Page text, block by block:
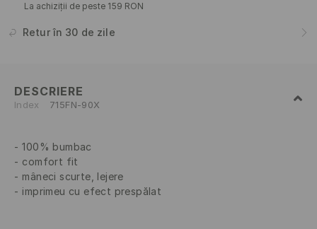
La achiziții de peste 159 RON
Retur în 30 de zile
DESCRIERE
Index 715FN-90X
100% bumbac
comfort fit
mâneci scurte, lejere
imprimeu cu efect prespălat